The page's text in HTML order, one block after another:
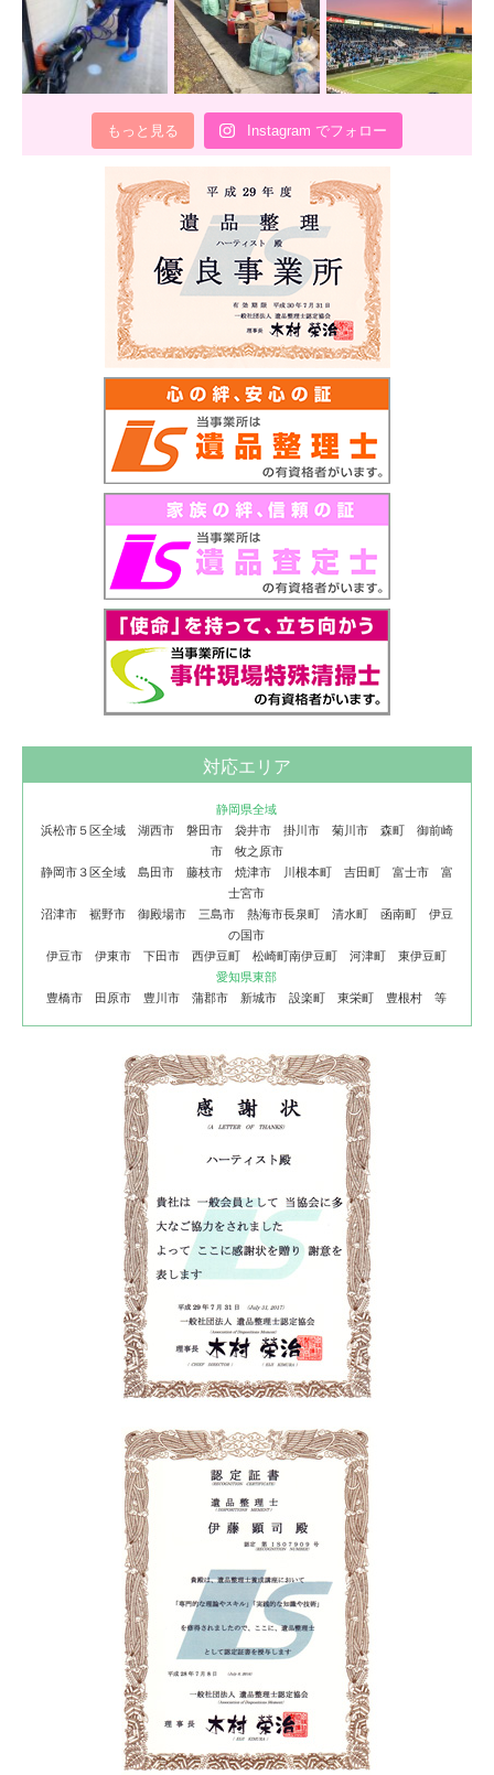
もっと見る Instagram でフォロー
対応エリア
静岡県全域
浜松市５区全域 湖西市 磐田市 袋井市 掛川市 菊川市 森町 御前崎
市 牧之原市
静岡市３区全域 島田市 藤枝市 焼津市 川根本町 吉田町 富士市 富
士宮市
沼津市 裾野市 御殿場市 三島市 熱海市長泉町 清水町 函南町 伊豆
の国市
伊豆市 伊東市 下田市 西伊豆町 松崎町南伊豆町 河津町 東伊豆町
愛知県東部
豊橋市 田原市 豊川市 蒲郡市 新城市 設楽町 東栄町 豊根村 等